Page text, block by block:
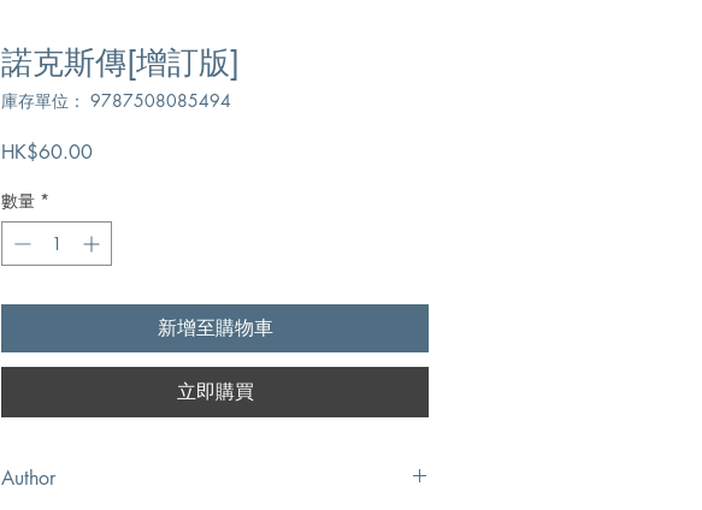
諾克斯傳[增訂版]
庫存單位： 9787508085494
HK$60.00價
數量 *
新增至購物車
立即購買
Author